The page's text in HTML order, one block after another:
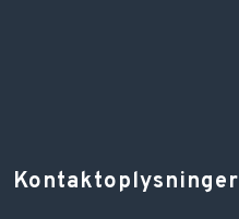
Kontaktoplysninger